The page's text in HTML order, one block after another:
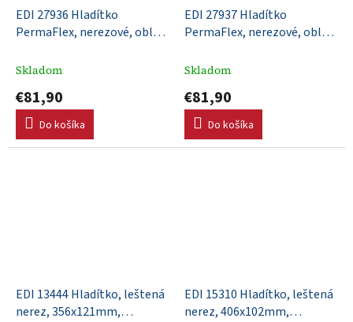
EDI 27936 Hladítko
PermaFlex, nerezové, oblé
rúčka
Skladom
€81,90
Do košíka
EDI 27937 Hladítko
PermaFlex, nerezové, oblé
rúčka
Skladom
€81,90
Do košíka
EDI 13444 Hladítko, leštená
nerez, 356x121mm,
EDI 15310 Hladítko, leštená
nerez, 406x102mm,